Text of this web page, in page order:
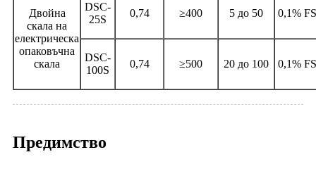
Двойна
скала на
електрическа
опаковъчна
скала
DSC-
25S
0,74 ≥400 5 до 50 0,1% FS
DSC-
100S
0,74 ≥500 20 до 100 0,1% FS
Предимство